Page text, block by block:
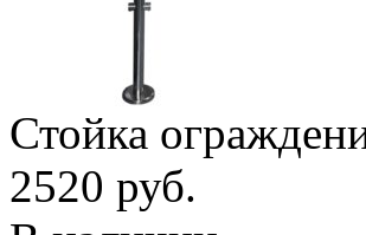
Стойка
2520 руб.